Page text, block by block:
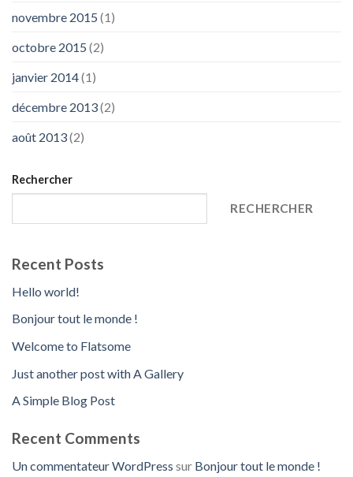
novembre 2015 (1)
octobre 2015 (2)
janvier 2014(1)
décembre 2013(2)
août 2013(2)
Rechercher
RECHERCHER
Recent Posts
Hello world!
Bonjour tout le monde !
Welcome to Flatsome
Just another post with A Gallery
A Simple Blog Post
Recent Comments
Un commentateur WordPress sur Bonjour tout le monde !